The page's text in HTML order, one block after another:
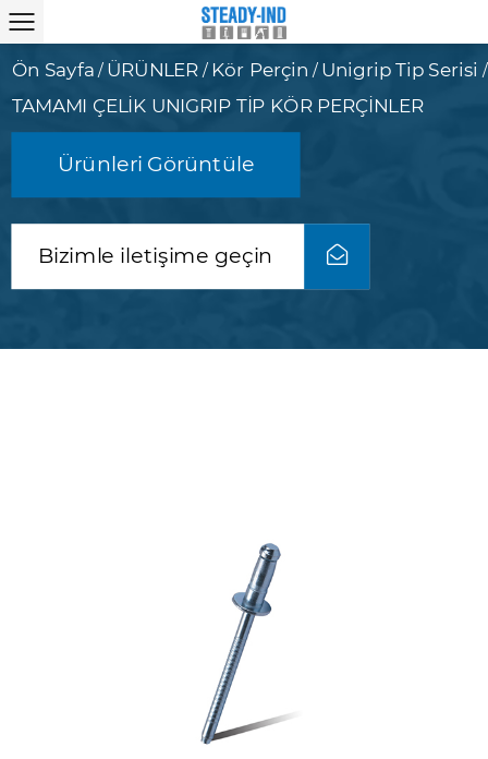
Ön Sayfa / ÜRÜNLER / Kör Perçin / Unigrip Tip Serisi /
TAMAMI ÇELİK UNIGRIP TİP KÖR PERÇİNLER
Ürünleri Görüntüle
Bizimle iletişime geçin